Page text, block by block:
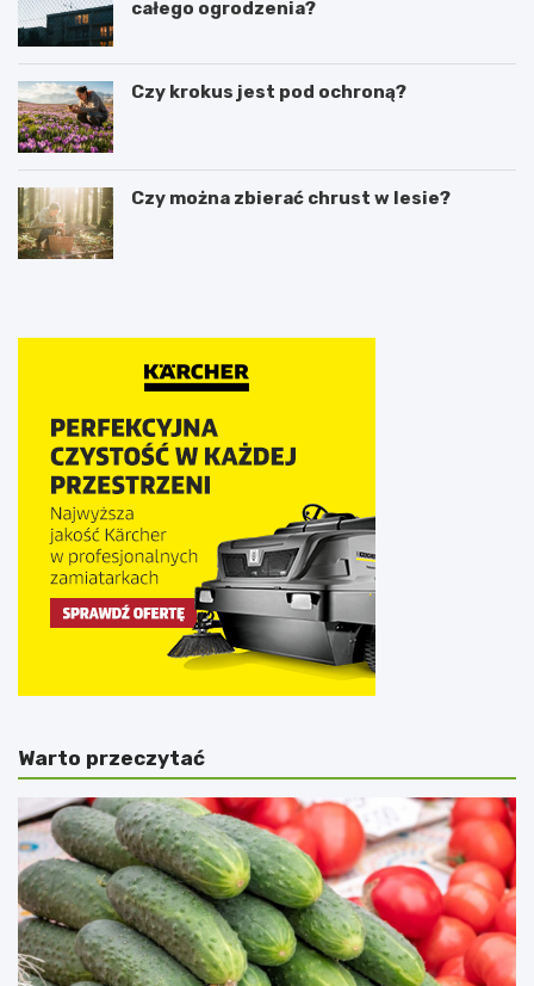
całego ogrodzenia?
Czy krokus jest pod ochroną?
Czy można zbierać chrust w lesie?
Warto przeczytać